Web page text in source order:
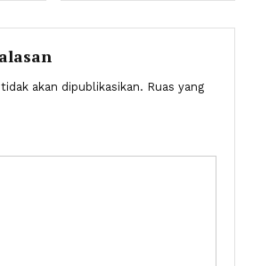
akan dipublikasikan. Ruas yang